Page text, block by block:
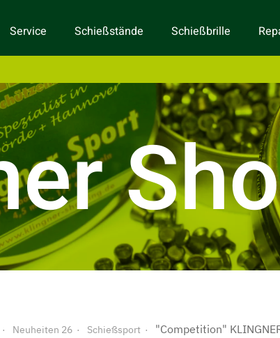
Service Schießstände Schießbrille
Neuheiten 26 Schießsport "Competition"